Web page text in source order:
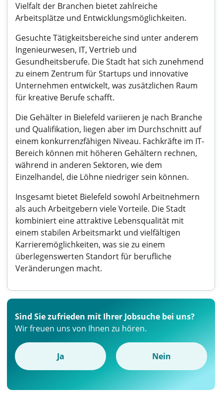
Vielfalt der Branchen bietet zahlreiche
Arbeitsplätze und Entwicklungsmöglichkeiten.
Gesuchte Tätigkeitsbereiche sind unter anderem
Ingenieurwesen, IT, Vertrieb und
Gesundheitsberufe. Die Stadt hat sich zunehmend
zu einem Zentrum für Startups und innovative
Unternehmen entwickelt, was zusätzlichen Raum
für kreative Berufe schafft.
Die Gehälter in Bielefeld variieren je nach Branche
und Qualifikation, liegen aber im Durchschnitt auf
einem konkurrenzfähigen Niveau. Fachkräfte im IT-
Bereich können mit höheren Gehältern rechnen,
während in anderen Sektoren, wie dem
Einzelhandel, die Löhne niedriger sein können.
Insgesamt bietet Bielefeld sowohl Arbeitnehmern
als auch Arbeitgebern viele Vorteile. Die Stadt
kombiniert eine attraktive Lebensqualität mit
einem stabilen Arbeitsmarkt und vielfältigen
Karrieremöglichkeiten, was sie zu einem
überlegenswerten Standort für berufliche
Veränderungen macht.
Sind Sie zufrieden mit Ihrer Jobsuche bei uns?
Wir freuen uns von Ihnen zu hören.
Ja Nein